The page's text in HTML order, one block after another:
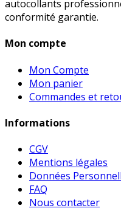
autocollants
conformité garantie.
Mon compte
Mon Compte
Mon panier
Commandes et
Informations
CGV
Mentions légales
Données
FAQ
Nous contacter